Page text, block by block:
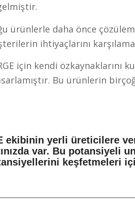
ürünlerle daha önce
ihtiyaçlarını
için kendi
Bu ürünlerin
ekibinin yerli üreticilere
var. Bu potansiyeli
keşfetmeleri